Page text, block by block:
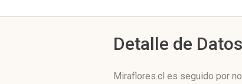
Detalle de
Miraflores.cl es seguido por